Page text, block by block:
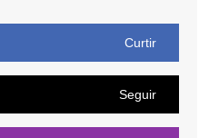
Curtir
Seguir